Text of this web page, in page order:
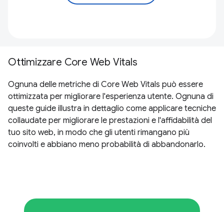
Ottimizzare Core Web Vitals
Ognuna delle metriche di Core Web Vitals può essere
ottimizzata per migliorare l'esperienza utente. Ognuna di
queste guide illustra in dettaglio come applicare tecniche
collaudate per migliorare le prestazioni e l'affidabilità del
tuo sito web, in modo che gli utenti rimangano più
coinvolti e abbiano meno probabilità di abbandonarlo.